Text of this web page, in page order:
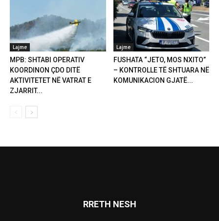
Lajme
MPB: SHTABI OPERATIV
KOORDINON ÇDO DITË
AKTIVITETET NË VATRAT E
ZJARRIT...
Lajme
FUSHATA “JETO, MOS NXITO”
– KONTROLLE TË SHTUARA NË
KOMUNIKACION GJATË...
RRETH NESH